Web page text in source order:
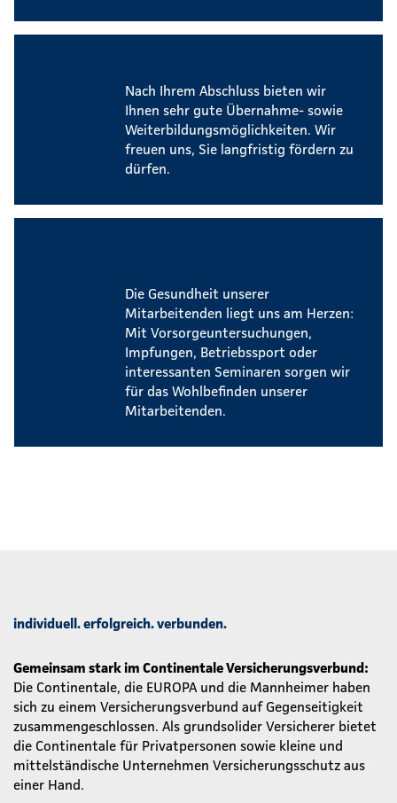
Nach Ihrem Abschluss bieten wir
Ihnen sehr gute Übernahme- sowie
Weiterbildungsmöglichkeiten. Wir
freuen uns, Sie langfristig fördern zu
dürfen.
Die Gesundheit unserer
Mitarbeitenden liegt uns am Herzen:
Mit Vorsorgeuntersuchungen,
Impfungen, Betriebssport oder
interessanten Seminaren sorgen wir
für das Wohlbefinden unserer
Mitarbeitenden.
individuell. erfolgreich. verbunden.
Gemeinsam stark im Continentale Versicherungsverbund:
Die Continentale, die EUROPA und die Mannheimer haben
sich zu einem Versicherungsverbund auf Gegenseitigkeit
zusammengeschlossen. Als grundsolider Versicherer bietet
die Continentale für Privatpersonen sowie kleine und
mittelständische Unternehmen Versicherungsschutz aus
einer Hand.